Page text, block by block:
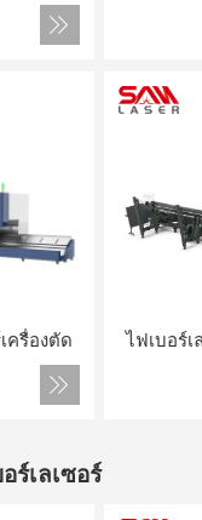
ครื่องตัด ไฟเบอร์เ
ร์เลเซอร์